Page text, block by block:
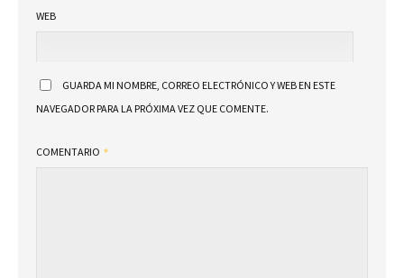
WEB
GUARDA MI NOMBRE, CORREO ELECTRÓNICO Y WEB EN ESTE
NAVEGADOR PARA LA PRÓXIMA VEZ QUE COMENTE.
COMENTARIO